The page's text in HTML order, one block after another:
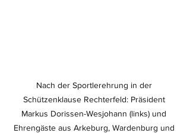
Nach der Sportlerehrung in der
Schützenklause Rechterfeld: Präsident
Markus Dorissen-Wesjohann (links) und
Ehrengäste aus Arkeburg, Wardenburg und